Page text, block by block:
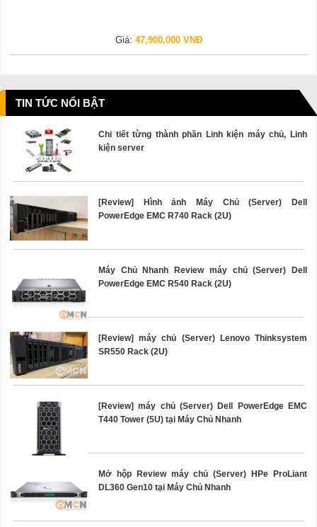
Giá: 47,900,000 VNĐ
TIN TỨC NỔI BẬT
Chi tiết từng thành phần Linh kiện máy chủ, Linh
kiện server
[Review] Hình ảnh Máy Chủ (Server) Dell
PowerEdge EMC R740 Rack (2U)
Máy Chủ Nhanh Review máy chủ (Server) Dell
PowerEdge EMC R540 Rack (2U)
[Review] máy chủ (Server) Lenovo Thinksystem
SR550 Rack (2U)
[Review] máy chủ (Server) Dell PowerEdge EMC
T440 Tower (5U) tại Máy Chủ Nhanh
Mở hộp Review máy chủ (Server) HPe ProLiant
DL360 Gen10 tại Máy Chủ Nhanh